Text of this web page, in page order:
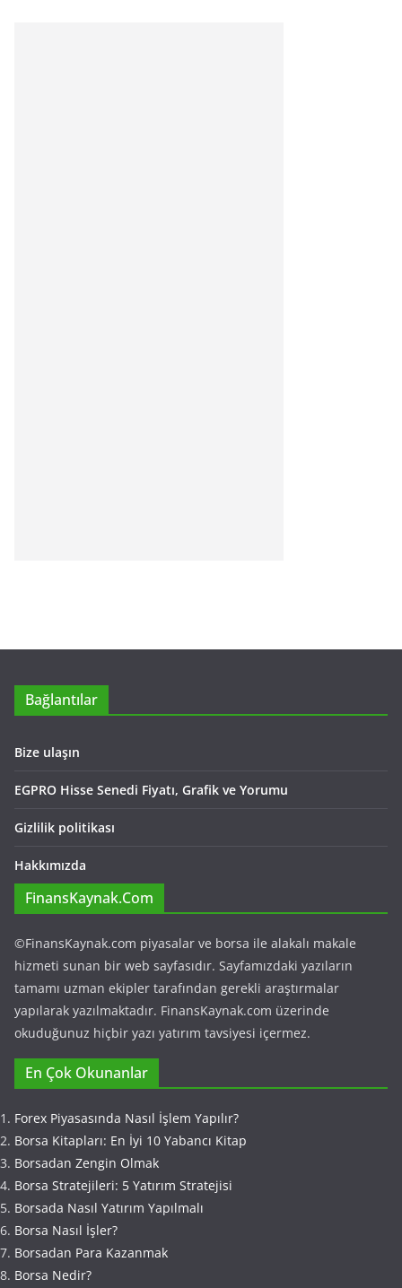
Bağlantılar
Bize ulaşın
EGPRO Hisse Senedi Fiyatı, Grafik ve Yorumu
Gizlilik politikası
Hakkımızda
FinansKaynak.Com
©FinansKaynak.com piyasalar ve borsa ile alakalı makale
hizmeti sunan bir web sayfasıdır. Sayfamızdaki yazıların
tamamı uzman ekipler tarafından gerekli araştırmalar
yapılarak yazılmaktadır. FinansKaynak.com üzerinde
okuduğunuz hiçbir yazı yatırım tavsiyesi içermez.
En Çok Okunanlar
Forex Piyasasında Nasıl İşlem Yapılır?
Borsa Kitapları: En İyi 10 Yabancı Kitap
Borsadan Zengin Olmak
Borsa Stratejileri: 5 Yatırım Stratejisi
Borsada Nasıl Yatırım Yapılmalı
Borsa Nasıl İşler?
Borsadan Para Kazanmak
Borsa Nedir?